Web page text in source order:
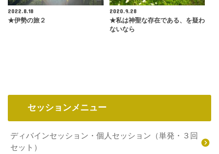
2022.8.18
★伊勢の旅２
2020.9.28
★私は神聖な存在である、を疑わ
ないなら
セッションメニュー
ディバインセッション・個人セッション（単発・３回
セット）